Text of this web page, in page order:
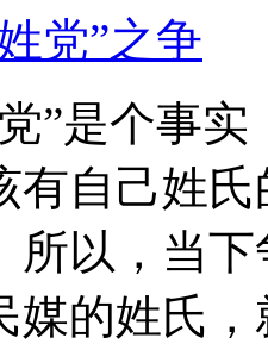
党”之争
”是个事
有自己姓
所以，当
媒的姓氏